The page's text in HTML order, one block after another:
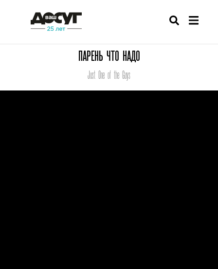
ПАРЕНЬ ЧТО НАДО
Just One of the Guys